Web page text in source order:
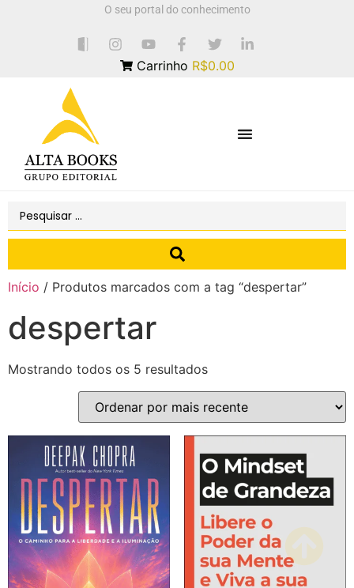
O seu portal do conhecimento
Carrinho R$0.00
Início / Produtos marcados com a tag “despertar”
despertar
Mostrando todos os 5 resultados